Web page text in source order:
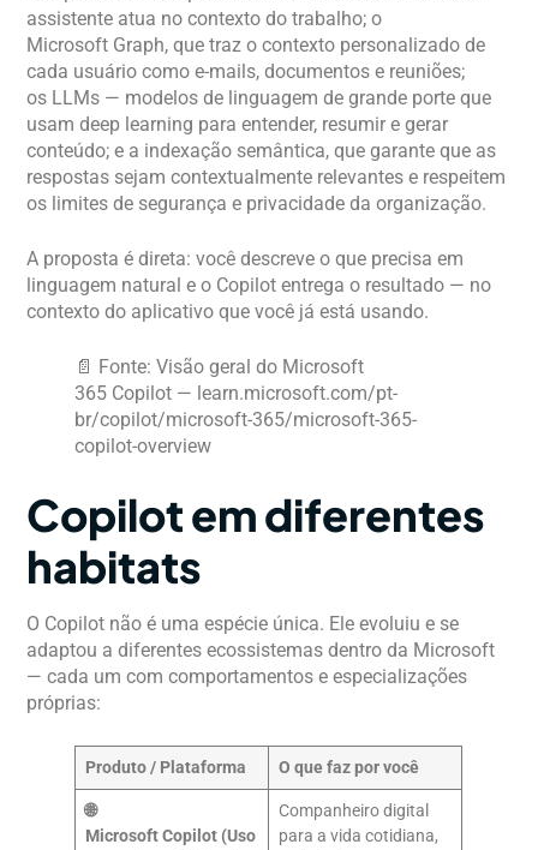
assistente atua no contexto do trabalho; o
Microsoft Graph, que traz o contexto personalizado de
cada usuário como e-mails, documentos e reuniões;
os LLMs — modelos de linguagem de grande porte que
usam deep learning para entender, resumir e gerar
conteúdo; e a indexação semântica, que garante que as
respostas sejam contextualmente relevantes e respeitem
os limites de segurança e privacidade da organização.
A proposta é direta: você descreve o que precisa em
linguagem natural e o Copilot entrega o resultado — no
contexto do aplicativo que você já está usando.
📄 Fonte: Visão geral do Microsoft
365 Copilot — learn.microsoft.com/pt-
br/copilot/microsoft-365/microsoft-365-
copilot-overview
Copilot em diferentes
habitats
O Copilot não é uma espécie única. Ele evoluiu e se
adaptou a diferentes ecossistemas dentro da Microsoft
— cada um com comportamentos e especializações
próprias:
Produto / Plataforma O que faz por você
🌐
Microsoft Copilot (Uso
Companheiro digital
para a vida cotidiana,